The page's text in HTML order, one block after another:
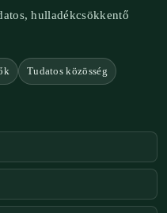
hulladékcsökkentő
Tudatos közösség